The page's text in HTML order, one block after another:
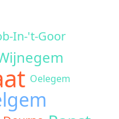
In-'t-Goor
Oelegem